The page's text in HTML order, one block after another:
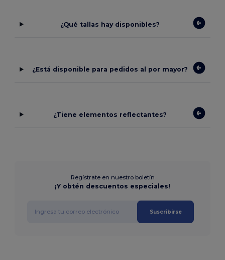
¿Qué tallas hay disponibles?
¿Está disponible para pedidos al por mayor?
¿Tiene elementos reflectantes?
Regístrate en nuestro boletín
¡Y obtén descuentos especiales!
Suscribirse